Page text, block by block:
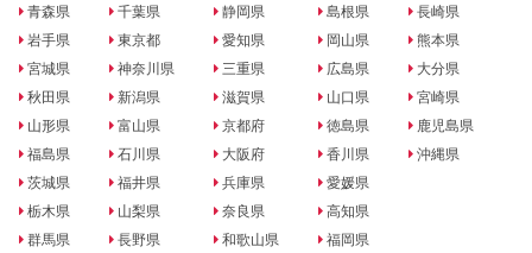
青森県
岩手県
宮城県
秋田県
山形県
福島県
茨城県
栃木県
群馬県
千葉県
東京都
神奈川県
新潟県
富山県
石川県
福井県
山梨県
長野県
静岡県
愛知県
三重県
滋賀県
京都府
大阪府
兵庫県
奈良県
和歌山県
島根県
岡山県
広島県
山口県
徳島県
香川県
愛媛県
高知県
福岡県
長崎県
熊本県
大分県
宮崎県
鹿児島県
沖縄県